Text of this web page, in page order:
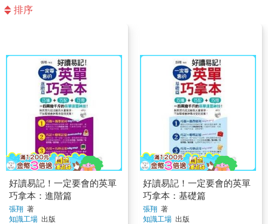
排序
好讀易記！一定要會的英單
巧拿本：進階篇
張翔 著
知識工場 出版
好讀易記！一定要會的英單
巧拿本：基礎篇
張翔 著
知識工場 出版